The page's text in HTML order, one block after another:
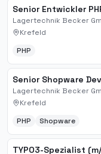
Senior Entwickler
Lagertechnik Becker
Krefeld
PHP
Senior Shopware
Lagertechnik Becker
Krefeld
PHP Shopware
TYPO3-Spezialist